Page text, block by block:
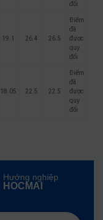
đổi
19.1 26.4 26.5
Điểm
đã
được
quy
đổi
18.05 22.5 22.5
Điểm
đã
được
quy
đổi
Hướng nghiệp
HOCMAI